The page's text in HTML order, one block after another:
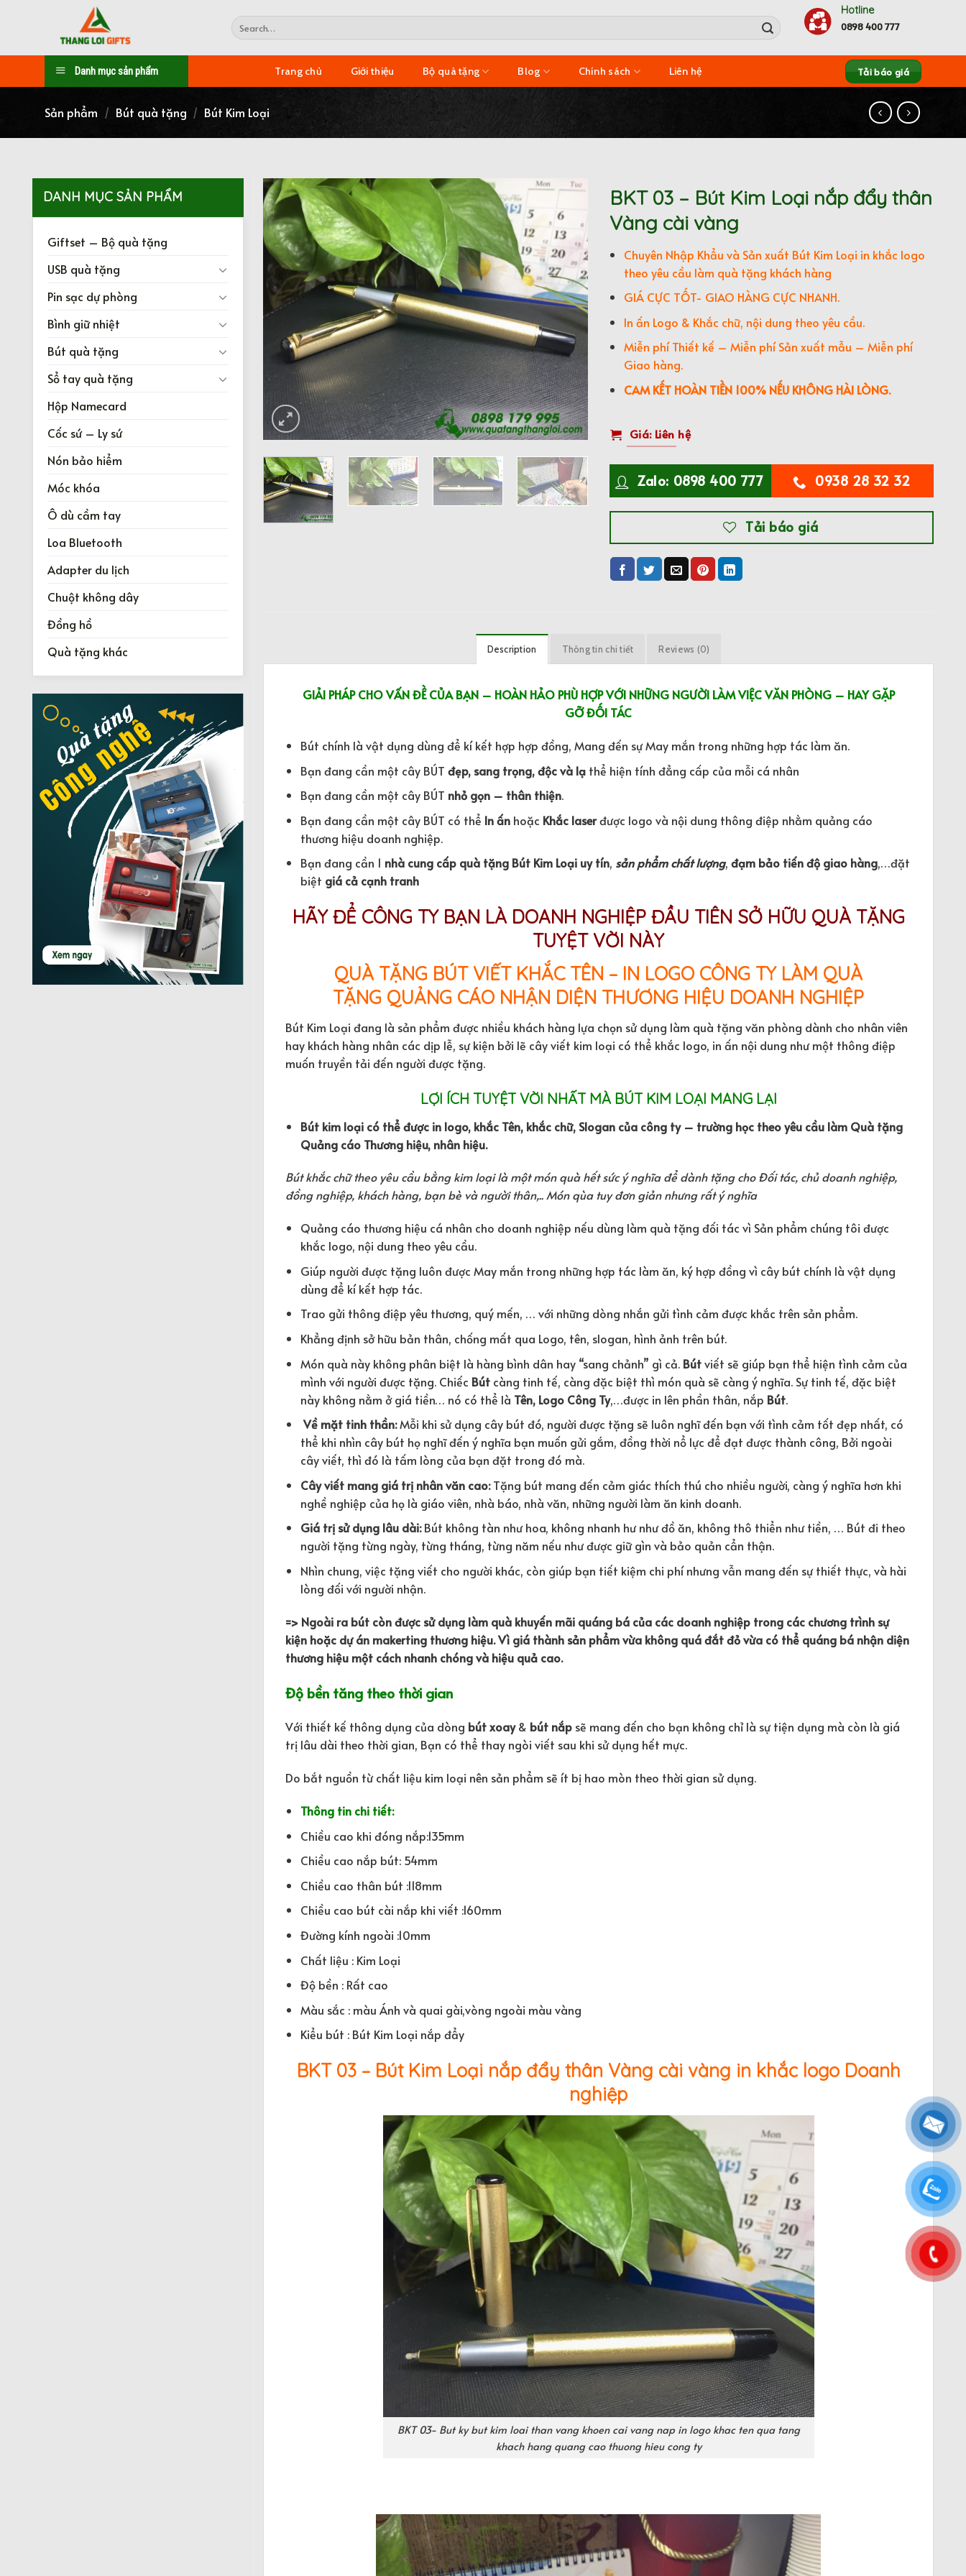
Search
for:
Hotline
0898 400 777
Danh mục sản phẩm Trang chủ Giới thiệu Bộ quà tặng Blog Chính sách Liên hệ Tải báo giá
Sản phẩm / Bút quà tặng / Bút Kim Loại
DANH MỤC SẢN PHẨM
Giftset – Bộ quà tặng
USB quà tặng
Pin sạc dự phòng
Bình giữ nhiệt
Bút quà tặng
Sổ tay quà tặng
Hộp Namecard
Cốc sứ – Ly sứ
Nón bảo hiểm
Móc khóa
Ô dù cầm tay
Loa Bluetooth
Adapter du lịch
Chuột không dây
Đồng hồ
Quà tặng khác
Add to
Wishlist
BKT 03 – Bút Kim Loại nắp đẩy thân
Vàng cài vàng
Chuyên Nhập Khẩu và Sản xuất Bút Kim Loại in khắc logo
theo yêu cầu làm quà tặng khách hàng
GIÁ CỰC TỐT- GIAO HÀNG CỰC NHANH.
In ấn Logo & Khắc chữ, nội dung theo yêu cầu.
Miễn phí Thiết kế – Miễn phí Sản xuất mẫu – Miễn phí
Giao hàng.
CAM KẾT HOÀN TIỀN 100% NẾU KHÔNG HÀI LÒNG.
Giá: Liên hệ
Zalo: 0898 400 777 0938 28 32 32
Tải báo giá
Description Thông tin chi tiết Reviews (0)
GIẢI PHÁPCHO VẤN ĐỀ CỦA BẠN – HOÀN HẢO PHÙ HỢP VỚI NHỮNG NGƯỜI LÀM VIỆC VĂN PHÒNG – HAY GẶP
GỠ ĐỐI TÁC
Bút chính là vật dụng dùng để kí kết hợp hợp đồng, Mang đến sự May mắn trong những hợp tác làm ăn.
Bạn đang cần một cây BÚT đẹp, sang trọng, độc và lạ thể hiện tính đẳng cấp của mỗi cá nhân
Bạn đang cần một cây BÚT nhỏ gọn – thân thiện.
Bạn đang cần một cây BÚT có thể In ấn hoặc Khắc laserđược logo và nội dung thông điệp nhằm quảng cáo
thương hiệu doanh nghiệp.
Bạn đang cần 1 nhà cung cấp quà tặng Bút Kim Loại uy tín, sản phẩm chất lượng, đạm bảo tiến độ giao hàng,…đặt
biệt giá cả cạnh tranh
HÃY ĐỂ CÔNG TY BẠN LÀ DOANH NGHIỆP ĐẦU TIÊN SỞ HỮU QUÀ TẶNG
TUYỆT VỜI NÀY
QUÀ TẶNG BÚT VIẾT KHẮC TÊN – IN LOGO CÔNG TY LÀM QUÀ
TẶNG QUẢNG CÁO NHẬN DIỆN THƯƠNG HIỆU DOANH NGHIỆP
Bút Kim Loại đang là sản phẩm được nhiều khách hàng lựa chọn sử dụng làm quà tặng văn phòng dành cho nhân viên
hay khách hàng nhân các dịp lễ, sự kiện bởi lẽ cây viết kim loại có thể khắc logo, in ấn nội dung như một thông điệp
muốn truyền tải đến người được tặng.
LỢI ÍCH TUYỆT VỜI NHẤT MÀ BÚT KIM LOẠI MANG LẠI
Bút kim loại có thể được in logo, khắc Tên, khắc chữ, Slogan của công ty – trường học theo yêu cầu làm Quà tặng
Quảng cáo Thương hiệu, nhân hiệu.
Bút khắc chữ theo yêu cầu bằng kim loại là một món quà hết sức ý nghĩa để dành tặng cho Đối tác, chủ doanh nghiệp,
đồng nghiệp, khách hàng, bạn bè và người thân,.. Món qùa tuy đơn giản nhưng rất ý nghĩa
Quảng cáo thương hiệu cá nhân cho doanh nghiệp nếu dùng làm quà tặng đối tác vì Sản phẩm chúng tôi được
khắc logo, nội dung theo yêu cầu.
Giúp người được tặng luôn được May mắn trong những hợp tác làm ăn, ký hợp đồng vì cây bút chính là vật dụng
dùng để kí kết hợp tác.
Trao gửi thông điệp yêu thương, quý mến, … với những dòng nhắn gửi tình cảm được khắc trên sản phẩm.
Khẳng định sở hữu bản thân, chống mất qua Logo, tên, slogan, hình ảnh trên bút.
Món quà này không phân biệt là hàng bình dân hay “sang chảnh” gì cả. Bútviết sẽ giúp bạn thể hiện tình cảm của
mình với người được tặng. Chiếc Bútcàng tinh tế, càng đặc biệt thì món quà sẽ càng ý nghĩa. Sự tinh tế, đặc biệt
này không nằm ở giá tiền… nó có thể là Tên, Logo Công Ty,…được in lên phần thân, nắp Bút.
Về mặt tinh thần:Mỗi khi sử dụng cây bút đó, người được tặng sẽ luôn nghĩ đến bạn với tình cảm tốt đẹp nhất, có
thể khi nhìn cây bút họ nghĩ đến ý nghĩa bạn muốn gửi gắm, đồng thời nổ lực để đạt được thành công, Bởi ngoài
cây viết, thì đó là tấm lòng của bạn đặt trong đó mà.
Cây viết mang giá trị nhân văn cao:Tặng bút mang đến cảm giác thích thú cho nhiều người, càng ý nghĩa hơn khi
nghề nghiệp của họ là giáo viên, nhà báo, nhà văn, những người làm ăn kinh doanh.
Giá trị sử dụng lâu dài:Bút không tàn như hoa, không nhanh hư như đồ ăn, không thô thiển như tiền, … Bút đi theo
người tặng từng ngày, từng tháng, từng năm nếu như được giữ gìn và bảo quản cẩn thận.
Nhìn chung, việc tặng viết cho người khác, còn giúp bạn tiết kiệm chi phí nhưng vẫn mang đến sự thiết thực, và hài
lòng đối với người nhận.
=> Ngoài ra bút còn được sử dụng làm quà khuyến mãi quáng bá của các doanh nghiệp trong các chương trình sự
kiện hoặc dự án makerting thương hiệu. Vì giá thành sản phẩm vừa không quá đắt đỏ vừa có thể quáng bá nhận diện
thương hiệu một cách nhanh chóng và hiệu quả cao.
Độ bền tăng theo thời gian
Với thiết kế thông dụng của dòng bút xoay& bút nắp sẽ mang đến cho bạn không chỉ là sự tiện dụng mà còn là giá
trị lâu dài theo thời gian, Bạn có thể thay ngòi viết sau khi sử dụng hết mực.
Do bắt nguồn từ chất liệu kim loại nên sản phẩm sẽ ít bị hao mòn theo thời gian sử dụng.
Thông tin chi tiết:
Chiều cao khi đóng nắp:135mm
Chiều cao nắp bút: 54mm
Chiều cao thân bút :118mm
Chiều cao bút cài nắp khi viết :160mm
Đường kính ngoài :10mm
Chất liệu : Kim Loại
Độ bền : Rất cao
Màu sắc : màu Ánh và quai gài,vòng ngoài màu vàng
Kiểu bút : Bút Kim Loại nắp đẩy
BKT 03 – Bút Kim Loại nắp đẩy thân Vàng cài vàng in khắc logo Doanh
nghiệp
BKT 03- But ky but kim loai than vang khoen cai vang nap in logo khac ten qua tang
khach hang quang cao thuong hieu cong ty